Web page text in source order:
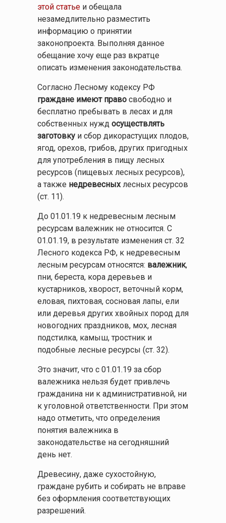
этой статье и обещала
незамедлительно разместить
информацию о принятии
законопроекта. Выполняя данное
обещание хочу еще раз вкратце
описать изменения законодательства.
Согласно Лесному кодексу РФ
граждане имеют право свободно и
бесплатно пребывать в лесах и для
собственных нужд осуществлять
заготовку и сбор дикорастущих плодов,
ягод, орехов, грибов, других пригодных
для употребления в пищу лесных
ресурсов (пищевых лесных ресурсов),
а также недревесныхлесных ресурсов
(ст. 11).
До 01.01.19 к недревесным лесным
ресурсам валежник не относится. С
01.01.19, в результате изменения ст. 32
Лесного кодекса РФ, к недревесным
лесным ресурсам относятся: валежник,
пни, береста, кора деревьев и
кустарников, хворост, веточный корм,
еловая, пихтовая, сосновая лапы, ели
или деревья других хвойных пород для
новогодних праздников, мох, лесная
подстилка, камыш, тростник и
подобные лесные ресурсы (ст. 32).
Это значит, что с 01.01.19 за сбор
валежника нельзя будет привлечь
гражданина ни к административной, ни
к уголовной ответственности. При этом
надо отметить, что определения
понятия валежника в
законодательстве на сегодняшний
день нет.
Древесину, даже сухостойную,
граждане рубить и собирать не вправе
без оформления соответствующих
разрешений.